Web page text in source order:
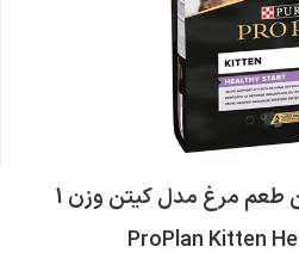
غذا خشک بچه گربه پروپلن طعم مرغ مدل کیتن وزن 1